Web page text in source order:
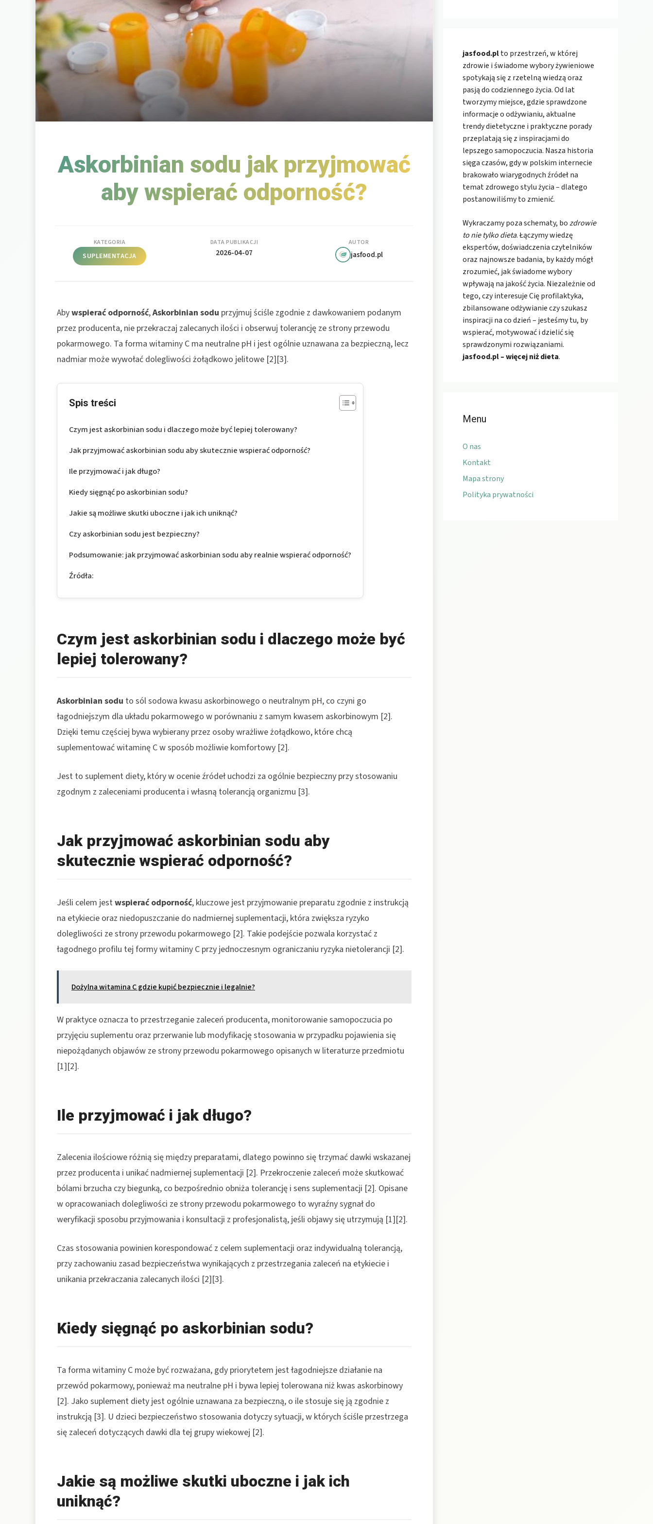
Askorbinian sodu jak przyjmować
aby wspierać odporność?
KATEGORIA
SUPLEMENTACJA
DATA PUBLIKACJI
2026-04-07
AUTOR
jasfood.pl
Abywspierać odporność,Askorbinian sodu przyjmuj ściśle zgodnie z dawkowaniem podanym
przez producenta, nie przekraczaj zalecanych ilości i obserwuj tolerancję ze strony przewodu
pokarmowego. Ta forma witaminy C ma neutralne pH i jest ogólnie uznawana za bezpieczną, lecz
nadmiar może wywołać dolegliwości żołądkowo jelitowe [2][3].
Spis treści
Czym jest askorbinian sodu i dlaczego może być lepiej tolerowany?
Jak przyjmować askorbinian sodu aby skutecznie wspierać odporność?
Ile przyjmować i jak długo?
Kiedy sięgnąć po askorbinian sodu?
Jakie są możliwe skutki uboczne i jak ich uniknąć?
Czy askorbinian sodu jest bezpieczny?
Podsumowanie: jak przyjmować askorbinian sodu aby realnie wspierać odporność?
Źródła:
Czym jest askorbinian sodu i dlaczego może być
lepiej tolerowany?
Askorbinian sodu to sól sodowa kwasu askorbinowego o neutralnym pH, co czyni go
łagodniejszym dla układu pokarmowego w porównaniu z samym kwasem askorbinowym [2].
Dzięki temu częściej bywa wybierany przez osoby wrażliwe żołądkowo, które chcą
suplementować witaminę C w sposób możliwie komfortowy [2].
Jest to suplement diety, który w ocenie źródeł uchodzi za ogólnie bezpieczny przy stosowaniu
zgodnym z zaleceniami producenta i własną tolerancją organizmu [3].
Jak przyjmować askorbinian sodu aby
skutecznie wspierać odporność?
Jeśli celem jestwspierać odporność, kluczowe jest przyjmowanie preparatu zgodnie z instrukcją
na etykiecie oraz niedopuszczanie do nadmiernej suplementacji, która zwiększa ryzyko
dolegliwości ze strony przewodu pokarmowego [2]. Takie podejście pozwala korzystać z
łagodnego profilu tej formy witaminy C przy jednoczesnym ograniczaniu ryzyka nietolerancji [2].
Dożylna witamina C gdzie kupić bezpiecznie i legalnie?
W praktyce oznacza to przestrzeganie zaleceń producenta, monitorowanie samopoczucia po
przyjęciu suplementu oraz przerwanie lub modyfikację stosowania w przypadku pojawienia się
niepożądanych objawów ze strony przewodu pokarmowego opisanych w literaturze przedmiotu
[1][2].
Ile przyjmować i jak długo?
Zalecenia ilościowe różnią się między preparatami, dlatego powinno się trzymać dawki wskazanej
przez producenta i unikać nadmiernej suplementacji [2]. Przekroczenie zaleceń może skutkować
bólami brzucha czy biegunką, co bezpośrednio obniża tolerancję i sens suplementacji [2]. Opisane
w opracowaniach dolegliwości ze strony przewodu pokarmowego to wyraźny sygnał do
weryfikacji sposobu przyjmowania i konsultacji z profesjonalistą, jeśli objawy się utrzymują [1][2].
Czas stosowania powinien korespondować z celem suplementacji oraz indywidualną tolerancją,
przy zachowaniu zasad bezpieczeństwa wynikających z przestrzegania zaleceń na etykiecie i
unikania przekraczania zalecanych ilości [2][3].
Kiedy sięgnąć po askorbinian sodu?
Ta forma witaminy C może być rozważana, gdy priorytetem jest łagodniejsze działanie na
przewód pokarmowy, ponieważ ma neutralne pH i bywa lepiej tolerowana niż kwas askorbinowy
[2]. Jako suplement diety jest ogólnie uznawana za bezpieczną, o ile stosuje się ją zgodnie z
instrukcją [3]. U dzieci bezpieczeństwo stosowania dotyczy sytuacji, w których ściśle przestrzega
się zaleceń dotyczących dawki dla tej grupy wiekowej [2].
Jakie są możliwe skutki uboczne i jak ich
uniknąć?
jasfood.plto przestrzeń, w której
zdrowie i świadome wybory żywieniowe
spotykają się z rzetelną wiedzą oraz
pasją do codziennego życia. Od lat
tworzymy miejsce, gdzie sprawdzone
informacje o odżywianiu, aktualne
trendy dietetyczne i praktyczne porady
przeplatają się z inspiracjami do
lepszego samopoczucia. Nasza historia
sięga czasów, gdy w polskim internecie
brakowało wiarygodnych źródeł na
temat zdrowego stylu życia – dlatego
postanowiliśmy to zmienić.
Wykraczamy poza schematy, bozdrowie
to nie tylko dieta. Łączymy wiedzę
ekspertów, doświadczenia czytelników
oraz najnowsze badania, by każdy mógł
zrozumieć, jak świadome wybory
wpływają na jakość życia. Niezależnie od
tego, czy interesuje Cię profilaktyka,
zbilansowane odżywianie czy szukasz
inspiracji na co dzień – jesteśmy tu, by
wspierać, motywować i dzielić się
sprawdzonymi rozwiązaniami.
jasfood.pl – więcej niż dieta.
Menu
O nas
Kontakt
Mapa strony
Polityka prywatności